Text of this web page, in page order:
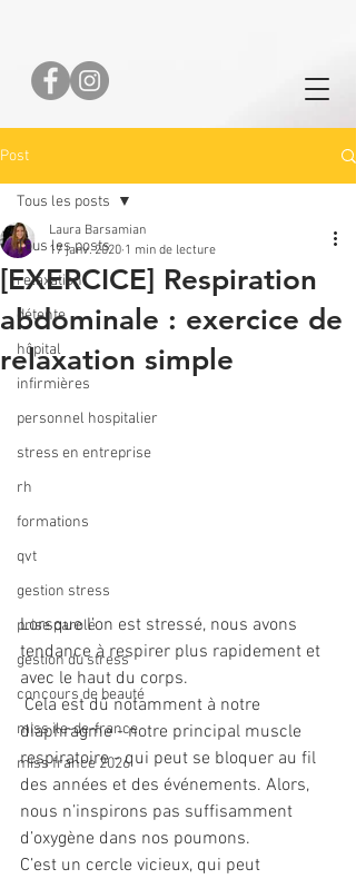
Post
Tous les posts
relaxation
détente
hôpital
infirmières
personnel hospitalier
stress en entreprise
rh
formations
qvt
gestion stress
prise parole
gestion du stress
concours de beauté
miss ile-de-france
miss france 2026
Tous les posts
[EXERCICE] Respiration
abdominale : exercice de
relaxation simple
Laura Barsamian
17 janv. 2020 1 min de lecture
Lorsque l’on est stressé, nous avons
tendance à respirer plus rapidement et
avec le haut du corps.
Cela est dû notamment à notre
diaphragme - notre principal muscle
respiratoire - qui peut se bloquer au fil
des années et des événements. Alors,
nous n’inspirons pas suffisamment
d’oxygène dans nos poumons.
C’est un cercle vicieux, qui peut